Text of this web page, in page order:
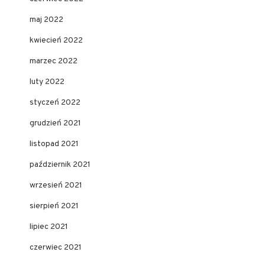
maj 2022
kwiecień 2022
marzec 2022
luty 2022
styczeń 2022
grudzień 2021
listopad 2021
październik 2021
wrzesień 2021
sierpień 2021
lipiec 2021
czerwiec 2021